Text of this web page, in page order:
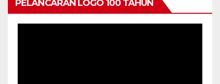
PELANCARAN LOGO 100 TAHUN